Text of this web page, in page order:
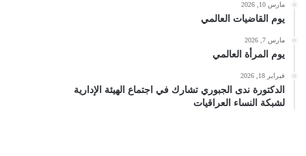
مارس 10, 2026
يوم القاضيات العالمي
مارس 7, 2026
يوم المرأة العالمي
فبراير 18, 2026
الدكتورة ندى الجبوري تشارك في اجتماع الهيئة الإدارية
لشبكة النساء العراقيات